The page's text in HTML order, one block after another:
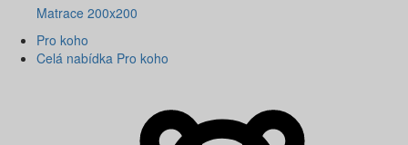
Matrace 200x200
Pro koho
Celá nabídka Pro koho